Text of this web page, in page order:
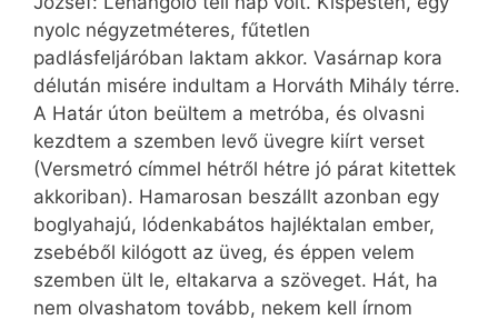
nyolc négyzetméteres, fűtetlen
padlásfeljáróban laktam akkor. Vasárnap kora
délután misére indultam a Horváth Mihály térre.
A Határ úton beültem a metróba, és olvasni
kezdtem a szemben levő üvegre kiírt verset
(Versmetró címmel hétről hétre jó párat kitettek
akkoriban). Hamarosan beszállt azonban egy
boglyahajú, lódenkabátos hajléktalan ember,
zsebéből kilógott az üveg, és éppen velem
szemben ült le, eltakarva a szöveget. Hát, ha
nem olvashatom tovább, nekem kell írnom